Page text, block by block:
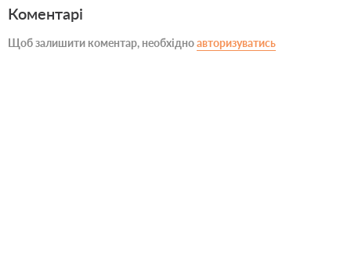
Коментарі
Щоб залишити коментар, необхідноавторизуватись